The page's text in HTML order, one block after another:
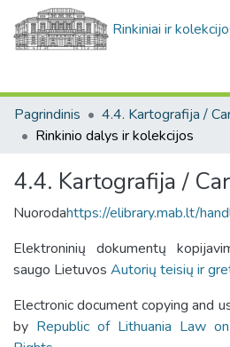
Rinkiniai ir
Pagrindinis
Rinkinio dalys ir kolekcijos
4.4. Kartografija /
Nuorodahttps://elibrary.mab.lt/
Elektroninių dokumentų
saugo Lietuvos Autorių teisių ir
Electronic document copying and
by Republic of Lithuania Law